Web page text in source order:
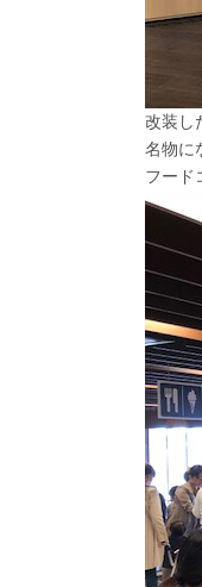
改装し
名物に
フード